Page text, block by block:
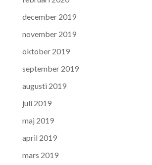
december 2019
november 2019
oktober 2019
september 2019
augusti 2019
juli 2019
maj 2019
april 2019
mars 2019